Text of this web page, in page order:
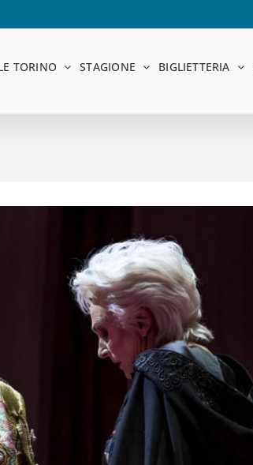
TORINO STAGIONE BIGLIETTERIA